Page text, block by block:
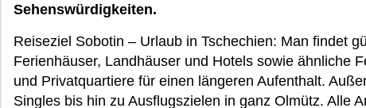
Sehenswürdigkeiten.
Reiseziel Sobotin – Urlaub in Tschechien: Man findet
Ferienhäuser, Landhäuser und Hotels sowie ähnliche
und Privatquartiere für einen längeren Aufenthalt.
Singles bis hin zu Ausflugszielen in ganz Olmütz. Alle